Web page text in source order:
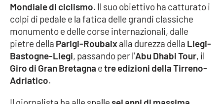
STREAMING
LaC TV
LaC Network
Mondiale di ciclismo. Il suo obiettivo ha catturato i
colpi di pedale e la fatica delle grandi classiche
monumento e delle corse internazionali, dalle
pietre della Parigi-Roubaixalla durezza della Liegi-
Bastogne-Liegi, passando per l'Abu Dhabi Tour, il
Giro di Gran Bretagna etre edizioni della Tirreno-
Adriatico.